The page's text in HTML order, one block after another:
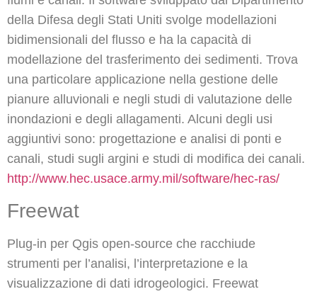
della Difesa degli Stati Uniti svolge modellazioni
bidimensionali del flusso e ha la capacità di
modellazione del trasferimento dei sedimenti. Trova
una particolare applicazione nella gestione delle
pianure alluvionali e negli studi di valutazione delle
inondazioni e degli allagamenti. Alcuni degli usi
aggiuntivi sono: progettazione e analisi di ponti e
canali, studi sugli argini e studi di modifica dei canali.
http://www.hec.usace.army.mil/software/hec-ras/
Freewat
Plug-in per Qgis open-source che racchiude
strumenti per l’analisi, l’interpretazione e la
visualizzazione di dati idrogeologici. Freewat